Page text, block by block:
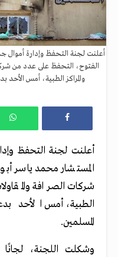
أعلنت لجنة التحفظ وإدارة أموال
الفتوح، التحفظ على عدد من
والمراكز الطبية، أمس الأحد
أعلنت لجنة التحفظ
المستشار محمد ياسر
شركات الصرافة
الطبية، أمس الأحد
المسلمين.
وشكلت اللجنة،